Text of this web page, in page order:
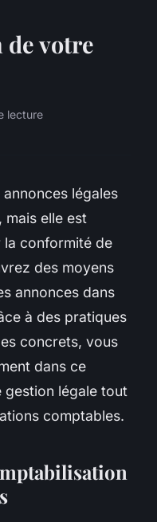
votre
lecture
légales
elle est
la conformité de
des moyens
annonces dans
à des pratiques
concrets, vous
dans ce
gestion légale tout
comptables.